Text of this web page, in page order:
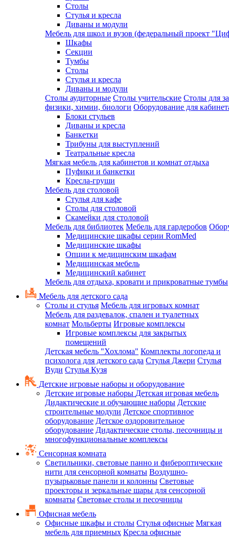
Столы
Стулья и кресла
Диваны и модули
Мебель для школ и вузов (федеральный проект
Шкафы
Секции
Тумбы
Столы
Стулья и кресла
Диваны и модули
Столы аудиторные Столы учительские Столы для
физики, химии, биологи Оборудование для
Блоки стульев
Диваны и кресла
Банкетки
Трибуны для выступлений
Театральные кресла
Мягкая мебель для кабинетов и комнат отдыха
Пуфики и банкетки
Кресла-груши
Мебель для столовой
Cтулья для кафе
Cтолы для столовой
Скамейки для столовой
Мебель для библиотек Мебель для гардеробов
Медицинские шкафы серии RomMed
Медицинские шкафы
Опции к медицинским шкафам
Медицинская мебель
Медицинский кабинет
Мебель для отдыха, кровати и прикроватные тумбы
Мебель для детского сада
Столы и стулья Мебель для игровых комнат
Мебель для раздевалок, спален и туалетных
комнат Мольберты Игровые комплексы
Игровые комплексы для закрытых
помещений
Детская мебель "Хохлома" Комплекты логопеда и
психолога для детского сада Стулья Джери Стулья
Вуди Стулья Кузя
Детские игровые наборы и оборудование
Детские игровые наборы Детская игровая мебель
Дидактические и обучающие наборы Детские
строительные модули Детское спортивное
оборудование Детское оздоровительное
оборудование Дидактические столы, песочницы и
многофункциональные комплексы
Сенсорная комната
Светильники, световые панно и фибероптические
нити для сенсорной комнаты Воздушно-
пузырьковые панели и колонны Световые
проекторы и зеркальные шары для сенсорной
комнаты Световые столы и песочницы
Офисная мебель
Офисные шкафы и столы Стулья офисные Мягкая
мебель для приемных Кресла офисные